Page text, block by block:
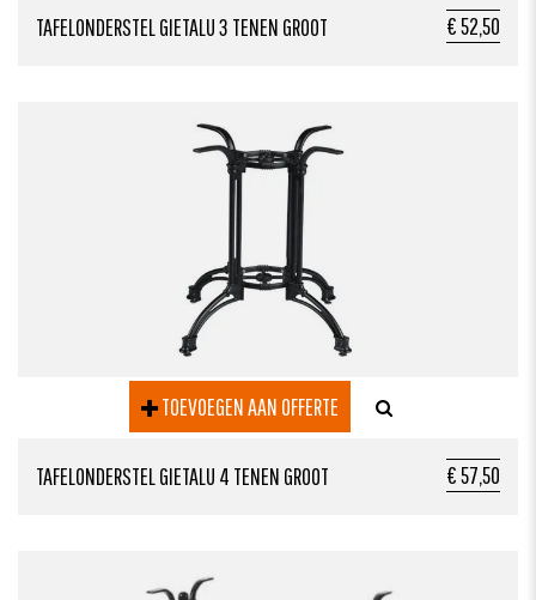
€ 52,50
TAFELONDERSTEL GIETALU 3 TENEN GROOT
TOEVOEGEN AAN OFFERTE
€ 57,50
TAFELONDERSTEL GIETALU 4 TENEN GROOT